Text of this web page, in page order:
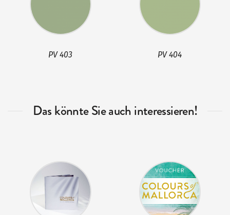
PV 403 PV 404
Das könnte Sie auch interessieren!